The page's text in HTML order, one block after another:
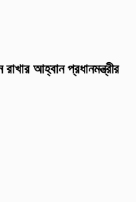
আহ্বান প্রধানমন্ত্রীর